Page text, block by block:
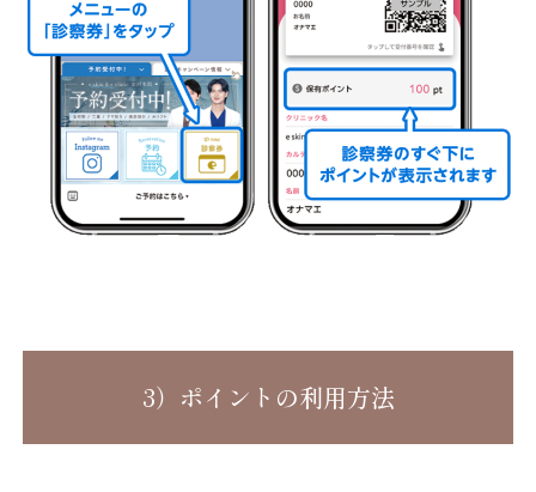
3）ポイントの利用方法